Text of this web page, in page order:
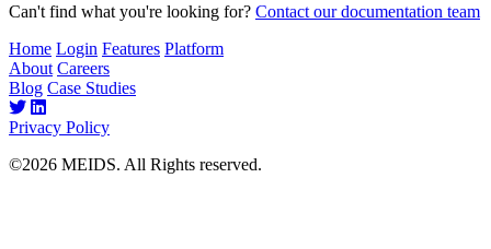
Can't find what you're looking for? Contact our documentation team
Home Login Features Platform
About Careers
Blog Case Studies
Privacy Policy
©2026 MEIDS. All Rights reserved.